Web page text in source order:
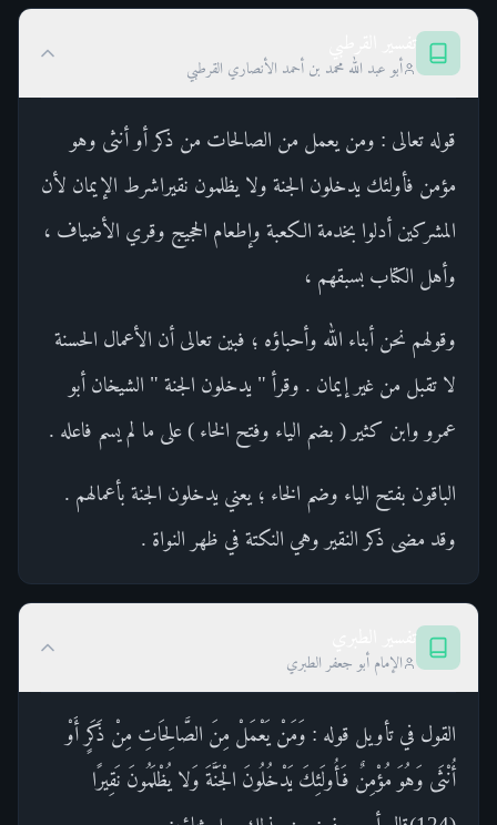
أبو عبد الله محمد بن أحمد الأنصاري القرطبي
قوله تعالى : ومن يعمل من الصالحات من ذكر أو أنثى وهو
مؤمن فأولئك يدخلون الجنة ولا يظلمون نقيراشرط الإيمان لأن
المشركين أدلوا بخدمة الكعبة وإطعام الحجيج وقري الأضياف ،
وأهل الكتاب بسبقهم ،
وقولهم نحن أبناء الله وأحباؤه ؛ فبين تعالى أن الأعمال الحسنة
لا تقبل من غير إيمان . وقرأ " يدخلون الجنة " الشيخان أبو
عمرو وابن كثير ( بضم الياء وفتح الخاء ) على ما لم يسم فاعله .
الباقون بفتح الياء وضم الخاء ؛ يعني يدخلون الجنة بأعمالهم .
وقد مضى ذكر النقير وهي النكتة في ظهر النواة .
الإمام أبو جعفر الطبري
القول في تأويل قوله : وَمَنْ يَعْمَلْ مِنَ الصَّالِحَاتِ مِنْ ذَكَرٍ أَوْ
أُنْثَى وَهُوَ مُؤْمِنٌ فَأُولَئِكَ يَدْخُلُونَ الْجَنَّةَ وَلا يُظْلَمُونَ نَقِيرًا